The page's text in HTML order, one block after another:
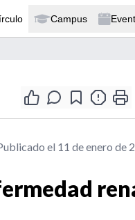
Campus
el 11 de enero de